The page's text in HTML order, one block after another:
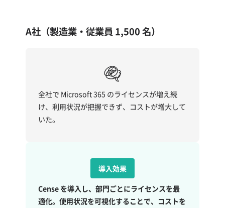
A社（製造業・従業員 1,500 名）
全社で Microsoft 365 のライセンスが増え続
け、利用状況が把握できず、コストが増大して
いた。
導入効果
Cense を導入し、部門ごとにライセンスを最
適化。使用状況を可視化することで、コストを